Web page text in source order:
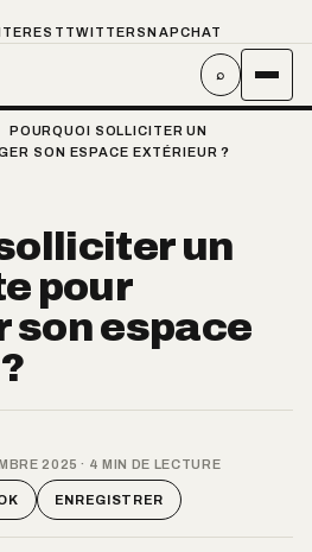
TWITTER SNAPCHAT
⌕
POURQUOI SOLLICITER UN
SON ESPACE EXTÉRIEUR ?
un
pour
son espace
2025 · 4 MIN DE LECTURE
ENREGISTRER